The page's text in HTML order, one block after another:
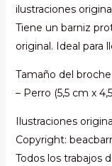
ilustraciones
Tiene un barniz
original. Ideal para
Tamaño del broche:
– Perro (5,5 cm x
Ilustraciones
Copyright:
Todos los trabajos